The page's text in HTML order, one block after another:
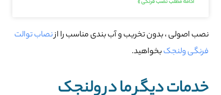
ادامه مطلب نصب فرنگی »
نصب اصولی ، بدون تخریب و آب بندی مناسب را ازنصاب توالت
فرنگی ولنجکبخواهید.
خدمات دیگر ما در ولنجک